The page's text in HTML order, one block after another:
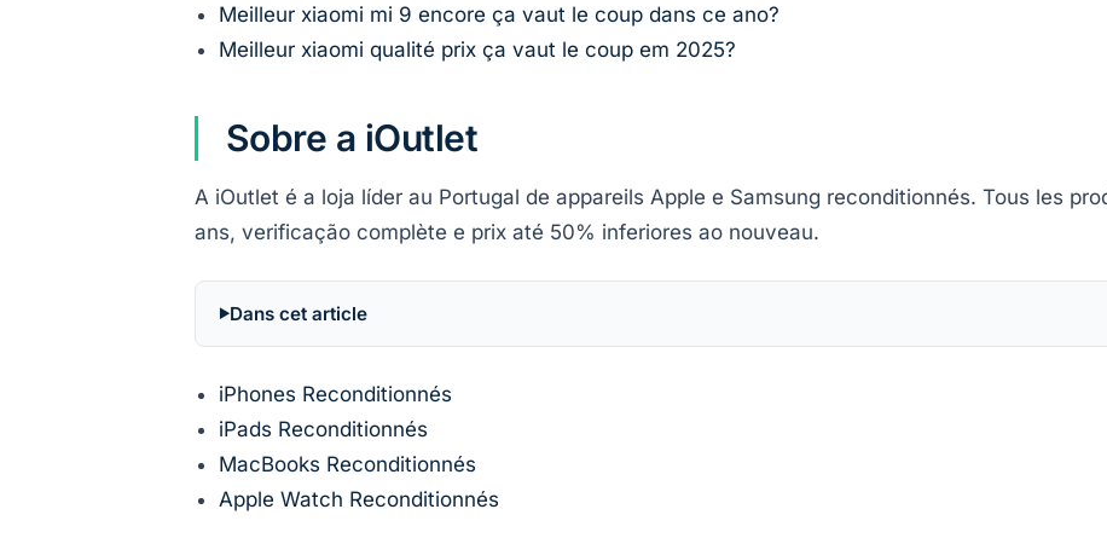
Meilleur xiaomi mi 9 encore ça vaut le coup dans ce ano?
Meilleur xiaomi qualité prix ça vaut le coup em 2025?
Sobre a iOutlet
A iOutlet é a loja líder au Portugal de appareils Apple e Samsung reconditionnés. Tous les
ans, verificação complète e prix até 50% inferiores ao nouveau.
Dans cet article
iPhones Reconditionnés
iPads Reconditionnés
MacBooks Reconditionnés
Apple Watch Reconditionnés